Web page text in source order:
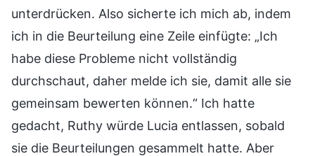
unterdrücken. Also sicherte ich mich ab, indem
ich in die Beurteilung eine Zeile einfügte: „Ich
habe diese Probleme nicht vollständig
durchschaut, daher melde ich sie, damit alle sie
gemeinsam bewerten können.“ Ich hatte
gedacht, Ruthy würde Lucia entlassen, sobald
sie die Beurteilungen gesammelt hatte. Aber